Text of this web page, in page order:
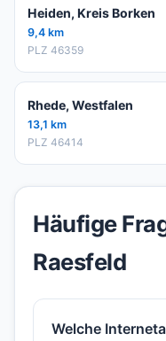
Heiden, Kreis Borken
9,4 km
PLZ 46359
Rhede, Westfalen
13,1 km
PLZ 46414
Häufige
Raesfeld
Welche